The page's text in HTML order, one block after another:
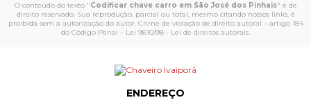
O conteúdo do texto "Codificar chave carro em São José dos Pinhais" é de
direito reservado. Sua reprodução, parcial ou total, mesmo citando nossos links, é
proibida sem a autorização do autor. Crime de violação de direito autoral – artigo 184
do Código Penal – Lei 9610/98 - Lei de direitos autorais.
ENDEREÇO